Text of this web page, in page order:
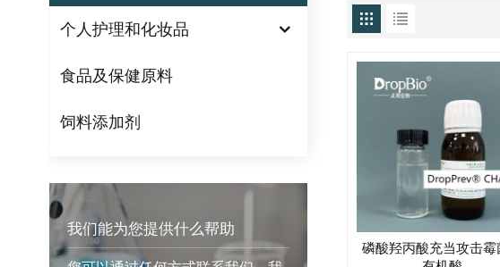
个人护理和化妆品
食品及保健原料
饲料添加剂
我们能为您提供什么帮助
磷酸羟丙酸充当攻击霉